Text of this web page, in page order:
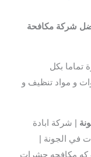
شركة مكافحة
تماما بكل
و مواد تنظيف و
| شركة ابادة
في الجونة |
مكافحه حشرات